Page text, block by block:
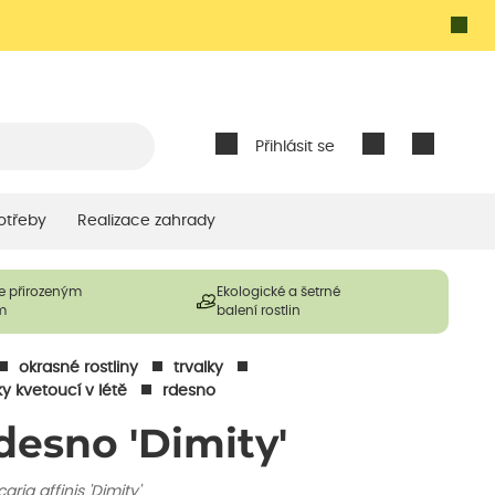
Přihlásit se
Realizace zahrady
přirozeným
Ekologické a šetrné
balení rostlin
okrasné rostliny
trvalky
kvetoucí v létě
rdesno
'Dimity'